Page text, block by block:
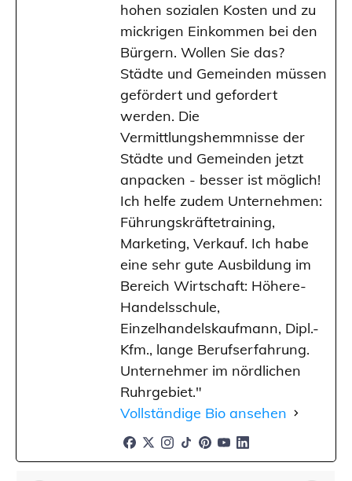
hohen sozialen Kosten und zu
mickrigen Einkommen bei den
Bürgern. Wollen Sie das?
Städte und Gemeinden müssen
gefördert und gefordert
werden. Die
Vermittlungshemmnisse der
Städte und Gemeinden jetzt
anpacken - besser ist möglich!
Ich helfe zudem Unternehmen:
Führungskräftetraining,
Marketing, Verkauf. Ich habe
eine sehr gute Ausbildung im
Bereich Wirtschaft: Höhere-
Handelsschule,
Einzelhandelskaufmann, Dipl.-
Kfm., lange Berufserfahrung.
Unternehmer im nördlichen
Ruhrgebiet."
Vollständige Bio ansehen